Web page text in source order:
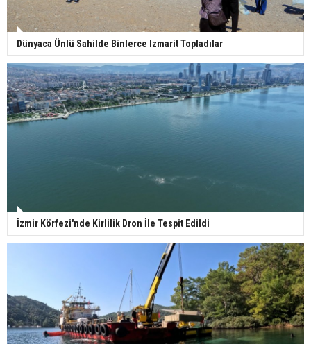
Dünyaca Ünlü Sahilde Binlerce Izmarit Topladılar
İzmir Körfezi'nde Kirlilik Dron İle Tespit Edildi